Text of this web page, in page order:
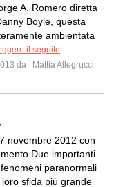
A. Romero diretta
Boyle, questa
ambientata
il seguito
da
Mattia Allegrucci
novembre 2012 con
Due importanti
paranormali
sfida più grande